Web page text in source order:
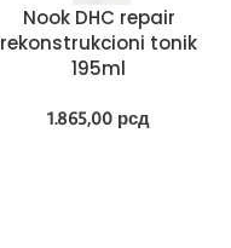
Nook DHC repair
rekonstrukcioni tonik
195ml
1.865,00 рсд